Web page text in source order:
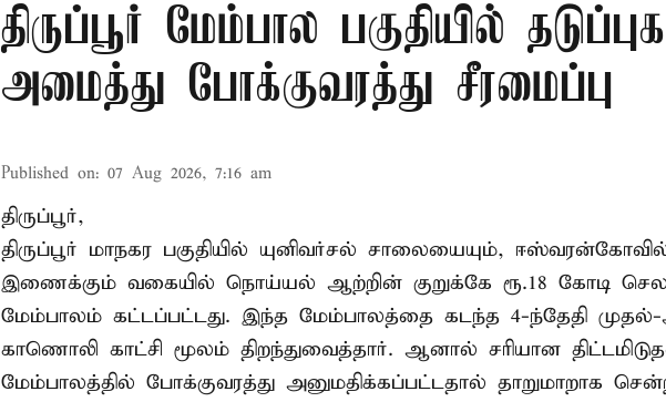
திருப்பூர் மேம்பால பகுதியில்
அமைத்து போக்குவரத்து சீரமைப்பு
Published on: 07 Aug 2026, 7:16 am
திருப்பூர்,
திருப்பூர் மாநகர பகுதியில் யுனிவர்சல் சாலையையும்,
இணைக்கும் வகையில் நொய்யல் ஆற்றின் குறுக்கே ரூ.18 கோடி
மேம்பாலம் கட்டப்பட்டது. இந்த மேம்பாலத்தை கடந்த 4-ந்தேதி
காணொலி காட்சி மூலம் திறந்துவைத்தார். ஆனால் சரியான
மேம்பாலத்தில் போக்குவரத்து அனுமதிக்கப்பட்டதால் தாறுமாறாக